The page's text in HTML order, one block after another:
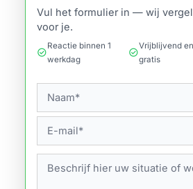
Vul het formulier in — wij
voor je.
check_circle
Reactie binnen 1
werkdag
check_circle
Vrijblijvend en
gratis